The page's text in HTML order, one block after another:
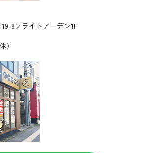
8ブライトアーデン1F
）